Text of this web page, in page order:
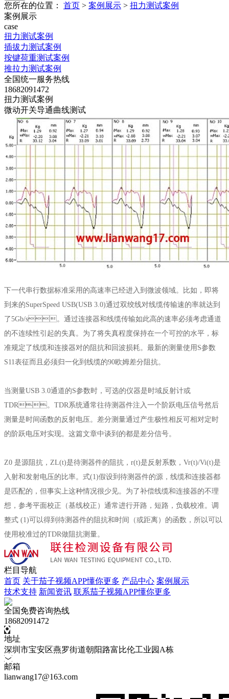
您所在的位置： 首页 > 案例展示 > 扭力测试案例
案例展示
case
扭力测试案例
插拔力测试案例
按键荷重测试案例
推拉力测试案例
全国统一服务热线
18682091472
扭力测试案例
微动开关导通曲线测试
下一代串行数据标准采用的高速率已经进入到微波领域。比如，即将
到来的SuperSpeed USB(USB 3.0)通过双绞线对线缆传输速的率就达到
了5Gb/s。通过连接器和线缆传输如此高的速率必须考虑通道
的不连续性引起的失真。为了将失真程度保持在一个可控的水平，标
准规定了线缆和连接器对的阻抗和回波损耗。最新的测量使用S参数
S11表征而且必须归一化到线缆的90欧姆差分阻抗。
当测量USB 3.0通道的S参数时，可选的仪器是时域反射计或
TDR。TDR系统通常往待测器件注入一个阶跃电压信号然后
测量是时间函数的反射电压。差分测量通过产生极性相反可相对定时
的阶跃电压对实现。这篇文章中谈到的都是差分信号。
Z0 是源阻抗，ZL(t)是待测器件的阻抗，r(t)是反射系数，Vr(t)/Vi(t)是
入射和发射电压的比率。式(1)假设到待测器件的源，线缆和连接器都
是匹配的，但事实上这种情况很少见。为了补偿线缆和连接器的不理
想，参考平面校正（基线校正）通常进行开路，短路，负载校准。调
整式 (1)可以得到待测器件的阻抗和时间（或距离）的函数，所以可以
使用校准过的TDR做阻抗测量。
栏目导航
首页 关于茄子视频APP懂你更多 产品中心 案例展示
技术支持 新闻资讯 联系茄子视频APP懂你更多
全国免费咨询热线
18682091472
地址
深圳市宝安区燕罗街道朝阳路富比伦工业园A栋
邮箱
lianwang17@163.com